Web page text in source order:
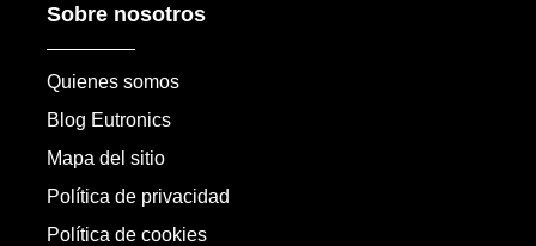
Sobre nosotros
Quienes somos
Blog Eutronics
Mapa del sitio
Política de privacidad
Política de cookies